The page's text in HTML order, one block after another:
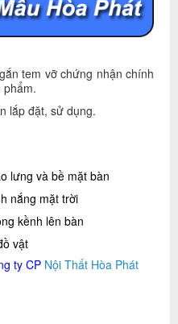
tem vỡ chứng nhận chính
phẩm.
lắp đặt, sử dụng.
lưng và bề mặt bàn
nắng mặt trời
kềnh lên bàn
vật
ty CP Nội Thất Hòa Phát